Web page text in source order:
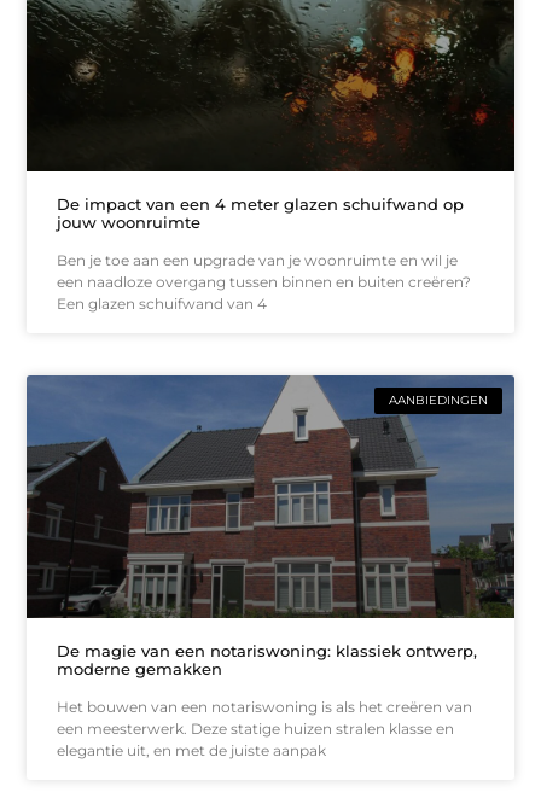
De impact van een 4 meter glazen schuifwand op
jouw woonruimte
Ben je toe aan een upgrade van je woonruimte en wil je
een naadloze overgang tussen binnen en buiten creëren?
Een glazen schuifwand van 4
AANBIEDINGEN
De magie van een notariswoning: klassiek ontwerp,
moderne gemakken
Het bouwen van een notariswoning is als het creëren van
een meesterwerk. Deze statige huizen stralen klasse en
elegantie uit, en met de juiste aanpak